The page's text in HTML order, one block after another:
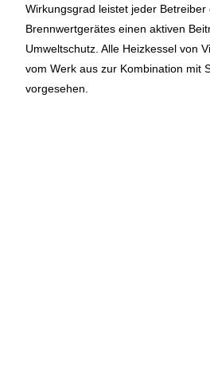
Wirkungsgrad leistet jeder Betreiber
Brennwertgerätes einen aktiven
Umweltschutz. Alle Heizkessel von
vom Werk aus zur Kombination mit
vorgesehen.